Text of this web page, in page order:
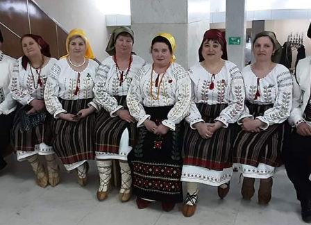
Statutul
localității
Primăria
Primarul
Aparatul
primăriei